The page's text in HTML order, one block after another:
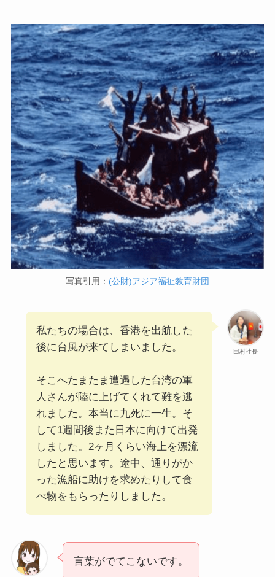
写真引用： (公財)アジア福祉教育財団
田村社長
私たちの場合は、香港を出航した
後に台風が来てしまいました。
そこへたまたま遭遇した台湾の軍
人さんが陸に上げてくれて難を逃
れました。本当に九死に一生。そ
して1週間後また日本に向けて出発
しました。2ヶ月くらい海上を漂流
したと思います。途中、通りがか
った漁船に助けを求めたりして食
べ物をもらったりしました。
言葉がでてこないです。